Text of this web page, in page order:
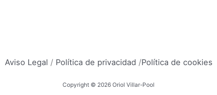
Aviso Legal / Política de privacidad /Política de cookies
Copyright © 2026 Oriol Villar-Pool